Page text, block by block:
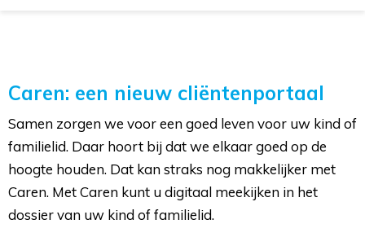
Caren: een nieuw cliëntenportaal
Samen zorgen we voor een goed leven voor uw kind of
familielid. Daar hoort bij dat we elkaar goed op de
hoogte houden. Dat kan straks nog makkelijker met
Caren. Met Caren kunt u digitaal meekijken in het
dossier van uw kind of familielid.